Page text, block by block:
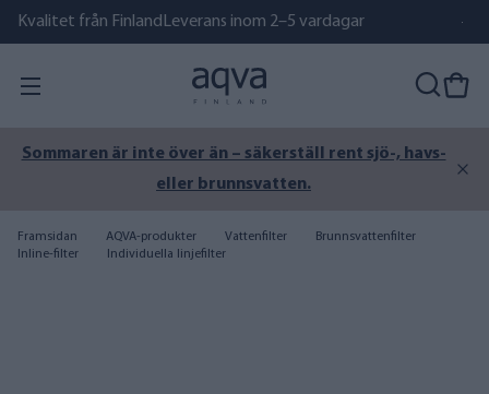
Kvalitet från Finland Leverans inom 2–5 vardagar
Sommaren är inte över än – säkerställ rent sjö-, havs-
eller brunnsvatten.
Framsidan AQVA-produkter Vattenfilter
Brunnsvattenfilter
Inline-filter
Individuella linjefilter